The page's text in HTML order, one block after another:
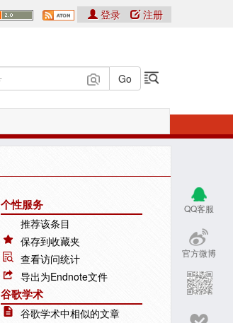
登录 注册
QQ客服
官方微博
个性服务
推荐该条目
保存到收藏夹
查看访问统计
导出为Endnote文件
谷歌学术
谷歌学术中相似的文章